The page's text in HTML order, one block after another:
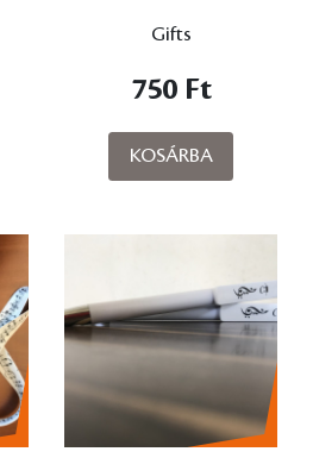
Gifts
750 Ft
KOSÁRBA